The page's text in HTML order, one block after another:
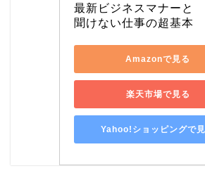
最新ビジネスマナーと
聞けない仕事の超基本
Amazonで見る
楽天市場で見る
Yahoo!ショッピングで